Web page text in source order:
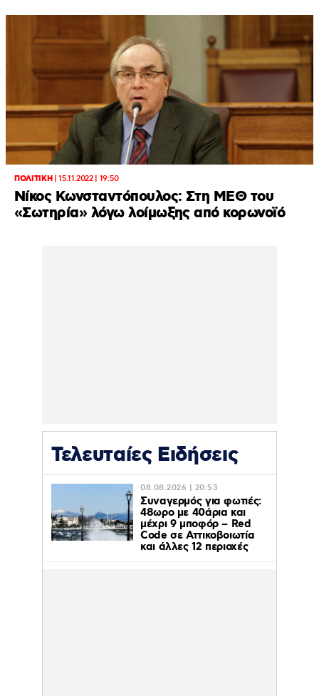
ΠΟΛΙΤΙΚΗ|15.11.2022 | 19:50
Νίκος Κωνσταντόπουλος: Στη ΜΕΘ του
«Σωτηρία» λόγω λοίμωξης από κορωνοϊό
Τελευταίες Ειδήσεις
08.08.2026 | 20:53
Συναγερμός για φωτιές:
48ωρο με 40άρια και
μέχρι 9 μποφόρ – Red
Code σε Αττικοβοιωτία
και άλλες 12 περιοχές